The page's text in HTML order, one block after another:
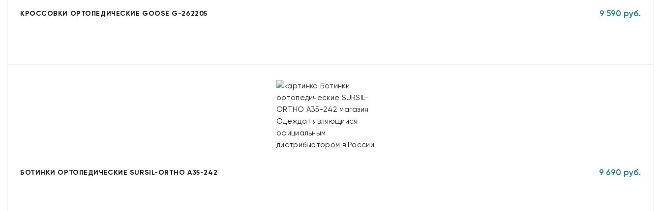
КРОССОВКИ ОРТОПЕДИЧЕСКИЕ GOOSE G-262205 9 590 руб.
БОТИНКИ ОРТОПЕДИЧЕСКИЕ SURSIL-ORTHO A35-242 9 690 руб.